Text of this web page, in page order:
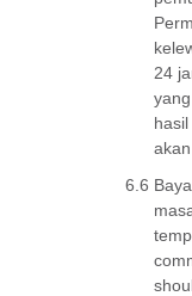
24
akan
6.6